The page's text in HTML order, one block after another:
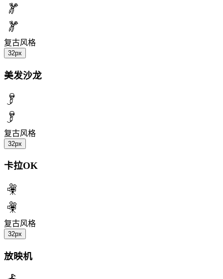
复古风格
32px
美发沙龙
复古风格
32px
卡拉OK
复古风格
32px
放映机